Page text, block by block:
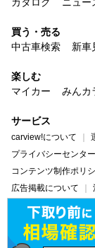
買う・売る
中古車検索
新車
楽しむ
マイカー
みんカ
サービス
carview!について
プライバシーセンター
コンテンツ制作ポリ
広告掲載について
ヘルプ・お問い合わせ
carview! Yahoo!